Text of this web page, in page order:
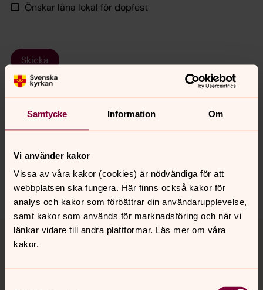
Samtycke Information Om
Vi använder kakor
Vissa av våra kakor (cookies) är nödvändiga för att
webbplatsen ska fungera. Här finns också kakor för
analys och kakor som förbättrar din användarupplevelse,
samt kakor som används för marknadsföring och när vi
länkar vidare till andra plattformar. Läs mer om våra
kakor.
Önskar låna lokal för dopfest
Skicka
Senast ändrad 16 november 2017
Synpunkter eller frågor på sidans
Dela
Tillbaka till toppen
Tillbaka till innehållet